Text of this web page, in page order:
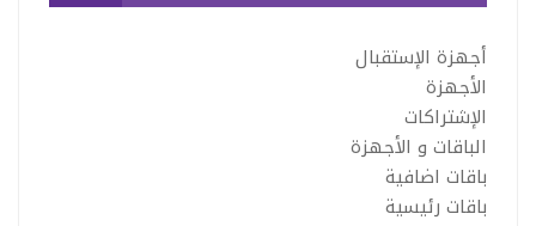
أجهزة الإستقبال
الأجهزة
الإشتراكات
الباقات و الأجهزة
باقات اضافية
باقات رئيسية